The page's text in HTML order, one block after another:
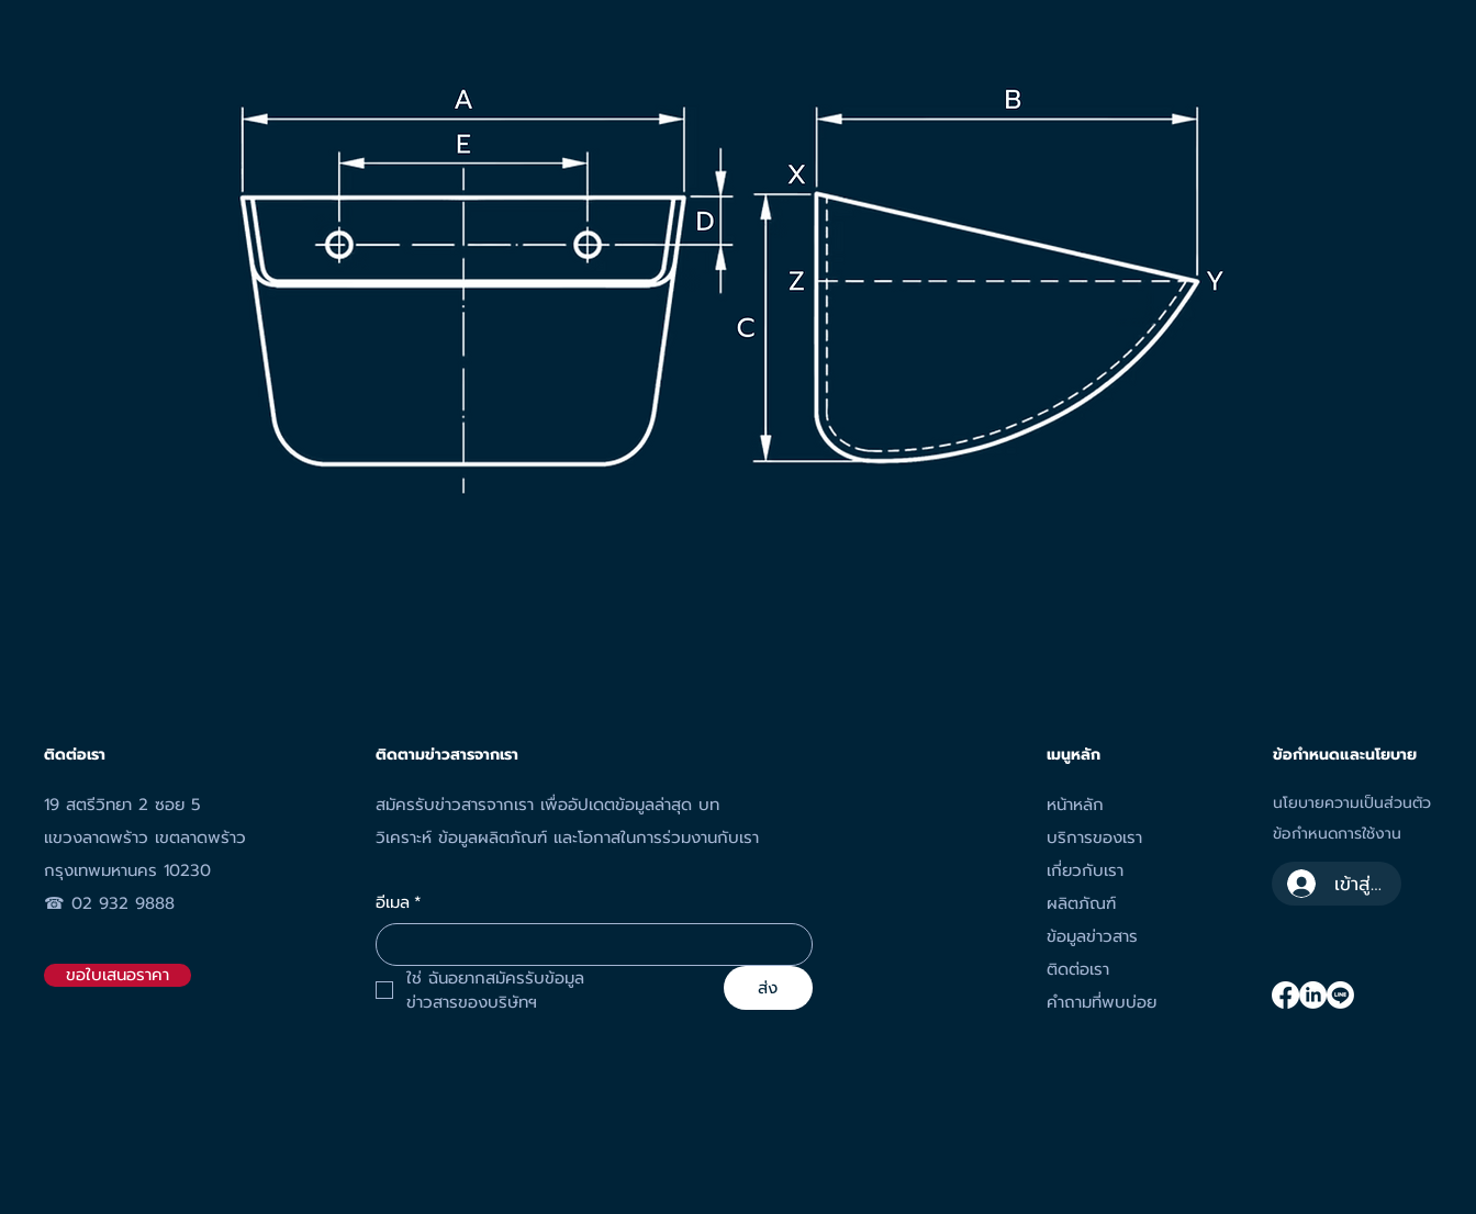
ติดต่อเรา
19 สตรีวิทยา 2 ซอย 5
แขวงลาดพร้าว เขตลาดพร้าว
กรุงเทพมหานคร 10230
☎︎ 02 932 9888
ขอใบเสนอราคา
ติดตามข่าวสารจากเรา
สมัครรับข่าวสารจากเรา เพื่ออัปเดตข้อมูลล่าสุด บท
วิเคราะห์ ข้อมูลผลิตภัณฑ์ และโอกาสในการร่วมงานกับเรา
อีเมล*
ใช่ ฉันอยากสมัครรับข้อมูล
ข่าวสารของบริษัทฯ
ส่ง
เมนูหลัก
หน้าหลัก
บริการของเรา
เกี่ยวกับเรา
ผลิตภัณฑ์
ข้อมูลข่าวสาร
ติดต่อเรา
คำถามที่พบบ่อย
ข้อกำหนดและนโยบาย
นโยบายความเป็นส่วนตัว
ข้อกำหนดการใช้งาน
เข้าสู่ระบบ